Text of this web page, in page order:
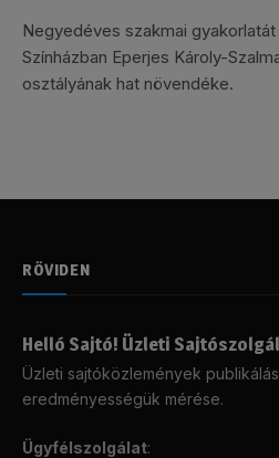
Negyedéves szakmai
Színházban Eperjes Károly-
osztályának hat növendéke.
RÖVIDEN
Helló Sajtó! Üzleti
Üzleti sajtóközlemények
eredményességük mérése.
Ügyfélszolgálat: